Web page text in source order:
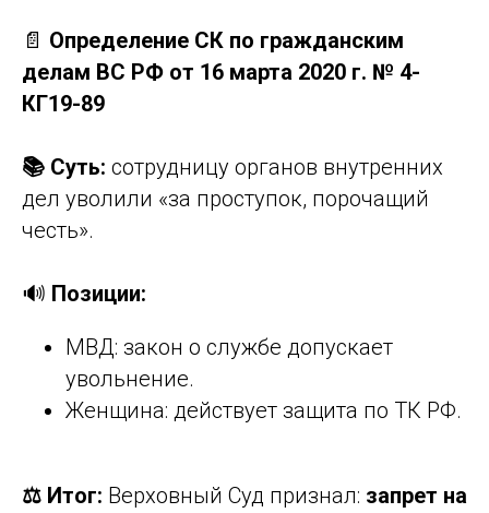
📄 Определение СК по гражданским
делам ВС РФ от 16 марта 2020 г. № 4-
КГ19-89
📚 Суть: сотрудницу органов внутренних
дел уволили «за проступок, порочащий
честь».
🔊 Позиции:
МВД: закон о службе допускает
увольнение.
Женщина: действует защита по ТК РФ.
⚖️ Итог: Верховный Суд признал: запрет на